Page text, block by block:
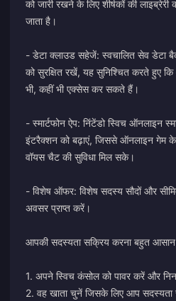
को जारी रखने के लिए शीर्षकों की
जाता है।
- डेटा क्लाउड सहेजें: स्वचालित सेव डेटा
को सुरक्षित रखें, यह सुनिश्चित करते हुए
भी, कहीं भी एक्सेस कर सकते हैं।
- स्मार्टफोन ऐप: निंटेंडो स्विच ऑनलाइन
इंटरैक्शन को बढ़ाएं, जिससे ऑनलाइन गेम के
वॉयस चैट की सुविधा मिल सके।
- विशेष ऑफर: विशेष सदस्य सौदों और
अवसर प्राप्त करें।
आपकी सदस्यता सक्रिय करना बहुत
1. अपने स्विच कंसोल को पावर करें और
2. वह खाता चुनें जिसके लिए आप सदस्यता